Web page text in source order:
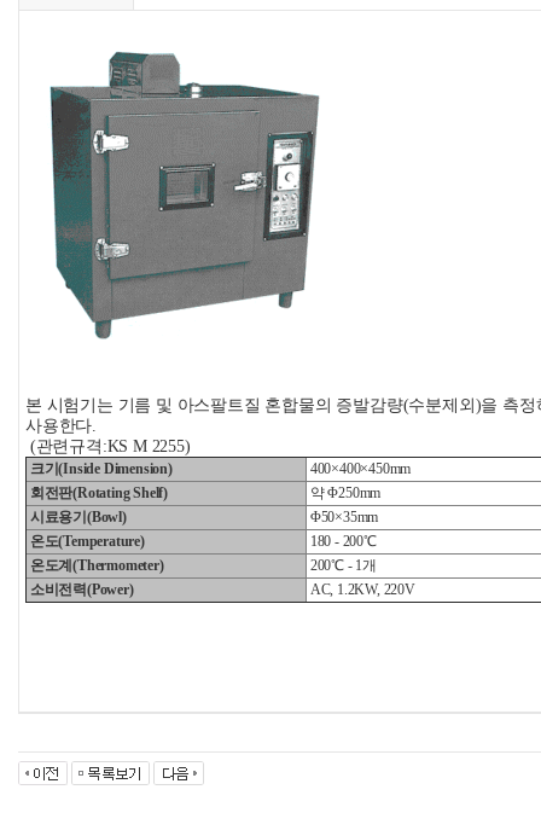
본 시험기는 기름 및 아스팔트질 혼합물의 증발감량(수분제외)을 측정
사용한다.
(관련규격:KS M 2255)
크기(Inside Dimension)
400×400×450mm
회전판(Rotating Shelf)
약 Φ250mm
시료용기(Bowl)
Φ50×35mm
온도(Temperature)
180 - 200℃
온도계(Thermometer)
200℃ - 1개
소비전력(Power)
AC, 1.2KW, 220V